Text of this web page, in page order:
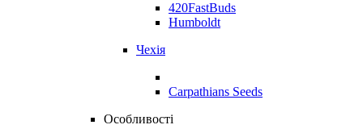
420FastBuds
Humboldt
Чехія
Carpathians Seeds
Особливості